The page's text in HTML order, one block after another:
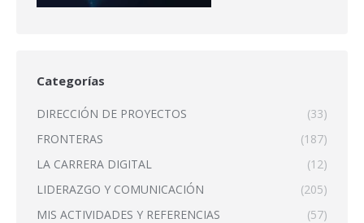
Categorías
DIRECCIÓN DE PROYECTOS
(33)
FRONTERAS
(187)
LA CARRERA DIGITAL
(12)
LIDERAZGO Y COMUNICACIÓN
(205)
MIS ACTIVIDADES Y REFERENCIAS
(57)